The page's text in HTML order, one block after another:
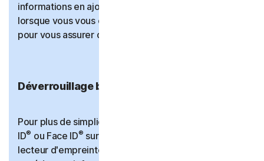
informations en ajoutant un autre niveau de sécurité
lorsque vous vous connectez à Password Manager
pour vous assurer qu'il s'agit bien de vous.
Déverrouillage biométrique du coffre-fort
Pour plus de simplicité, vous pouvez utiliser Touch
ID® ou Face ID® sur un appareil mobile Apple ou le
lecteur d'empreintes digitales sur Android pour